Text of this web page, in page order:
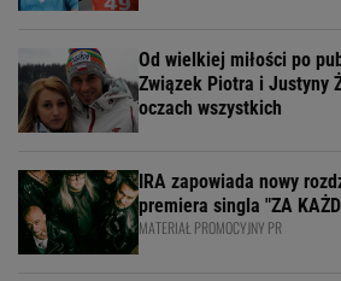
Od wielkiej miłości po
Związek Piotra i Justyny
oczach wszystkich
IRA zapowiada nowy
premiera singla "ZA
MATERIAŁ PROMOCYJNY PR